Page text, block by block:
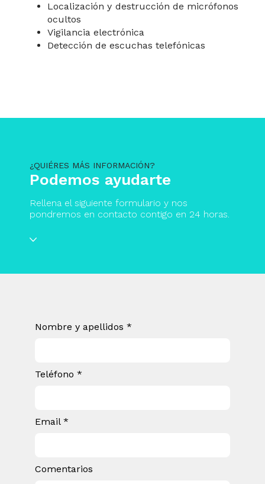
Localización y destrucción de micrófonos
ocultos
Vigilancia electrónica
Detección de escuchas telefónicas
¿QUIÉRES MÁS INFORMACIÓN?
Podemos ayudarte
Rellena el siguiente formulario y nos
pondremos en contacto contigo en 24 horas.
Nombre y apellidos *
Teléfono *
Email *
Comentarios